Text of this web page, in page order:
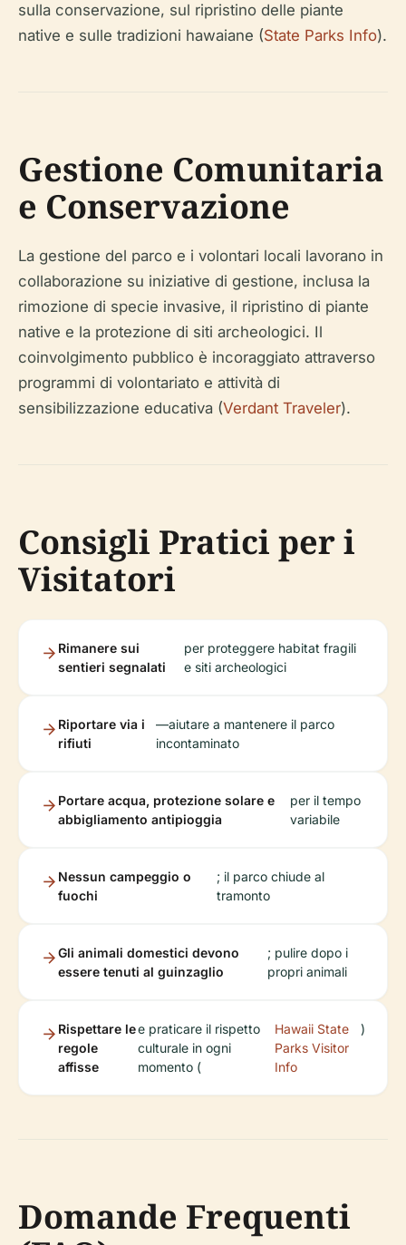
sulla conservazione, sul ripristino delle piante
native e sulle tradizioni hawaiane (State Parks Info).
Gestione Comunitaria
e Conservazione
La gestione del parco e i volontari locali lavorano in
collaborazione su iniziative di gestione, inclusa la
rimozione di specie invasive, il ripristino di piante
native e la protezione di siti archeologici. Il
coinvolgimento pubblico è incoraggiato attraverso
programmi di volontariato e attività di
sensibilizzazione educativa (Verdant Traveler).
Consigli Pratici per i
Visitatori
Rimanere sui
sentieri segnalati
per proteggere habitat fragili
e siti archeologici
Riportare via i
rifiuti
—aiutare a mantenere il parco
incontaminato
Portare acqua, protezione solare e
abbigliamento antipioggia
per il tempo
variabile
Nessun campeggio o
fuochi
; il parco chiude al
tramonto
Gli animali domestici devono
essere tenuti al guinzaglio
; pulire dopo i
propri animali
Rispettare le
regole
affisse
e praticare il rispetto
culturale in ogni
momento (
Hawaii State
Parks Visitor
Info
)
Domande Frequenti